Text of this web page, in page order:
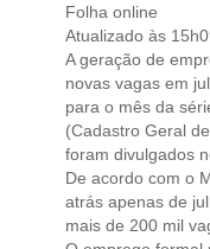
Folha online
Atualizado às
A geração de
novas vagas em
para o mês da
(Cadastro Geral
foram divulgados
De acordo com o
atrás apenas de
mais de 200 mil